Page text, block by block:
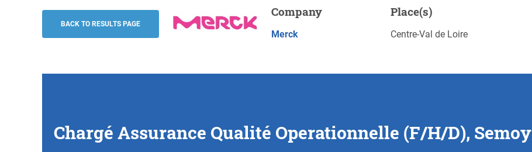
Merck
APPLY NOW
BACK TO RESULTS PAGE
Company
Merck
Place(s)
Centre-Val de Loire
Chargé Assurance Qualité Operationnelle (F/H/D), Semoy